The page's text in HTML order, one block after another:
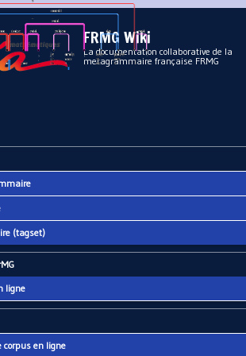
Aller au contenu principal
FRMG Wiki
La documentation collaborative de la
metagrammaire française FRMG
(tagset)
ligne
corpus en ligne